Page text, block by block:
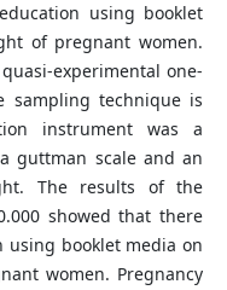
using booklet
of pregnant women.
experimental one-
sampling technique is
instrument was a
guttman scale and an
The results of the
showed that there
booklet media on
women. Pregnancy